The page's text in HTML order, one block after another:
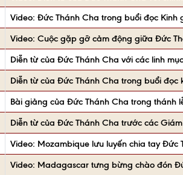
Video: Đức Thánh Cha trong buổi đọc
Video: Cuộc gặp gỡ cảm động giữa Đức
Diễn từ của Đức Thánh Cha với các linh
Diễn từ của Đức Thánh Cha trong buổi
Bài giảng của Đức Thánh Cha trong thánh
Diễn từ của Đức Thánh Cha trước các
Video: Mozambique lưu luyến chia tay
Video: Madagascar tưng bừng chào đón